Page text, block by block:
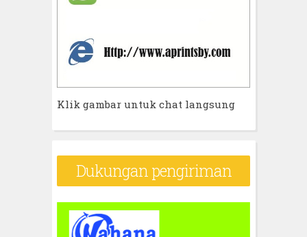
Klik gambar untuk chat langsung
Dukungan pengiriman